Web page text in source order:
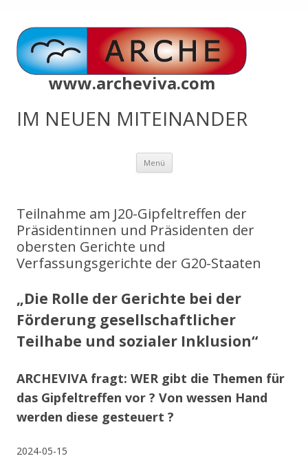
www.archeviva.com
IM NEUEN MITEINANDER
Menü Zum
springen
Teilnahme am J20-Gipfeltreffen der
Präsidentinnen und Präsidenten der
obersten Gerichte und
Verfassungsgerichte der G20-Staaten
„Die Rolle der Gerichte bei der
Förderung gesellschaftlicher
Teilhabe und sozialer Inklusion“
ARCHEVIVA fragt: WER gibt die Themen für
das Gipfeltreffen vor ? Von wessen Hand
werden diese gesteuert ?
2024-05-15